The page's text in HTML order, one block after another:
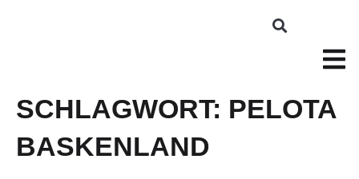
SCHLAGWORT: PELOTA
BASKENLAND